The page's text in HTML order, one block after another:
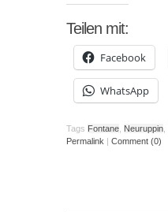
Teilen mit:
Facebook
WhatsApp
Tags Fontane Neuruppin
Permalink | Comment (0)